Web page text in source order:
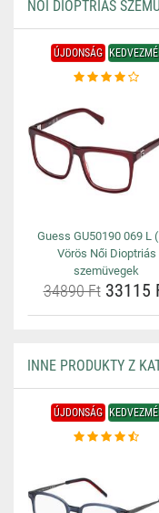
NŐI DIOPTRIÁS
ÚJDONSÁG
Guess GU50190 069 L
Vörös Női Dioptriás
szemüvegek
34890 Ft33115
INNE PRODUKTY Z
ÚJDONSÁG